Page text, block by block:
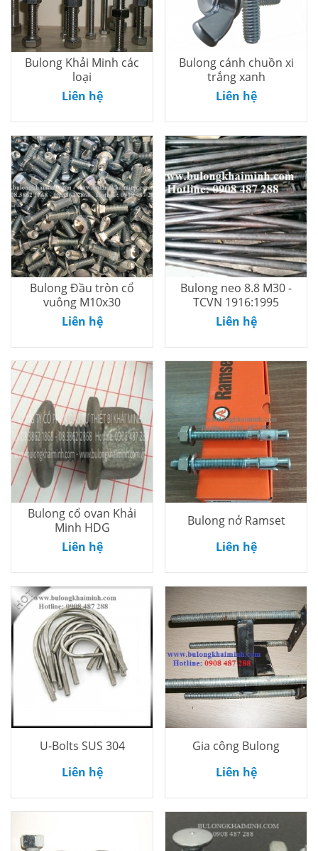
Thêm vào
Bulong Khải Minh các
loại
Liên hệ
Thêm vào
Bulong cánh chuồn xi
trắng xanh
Liên hệ
Thêm vào
Bulong Đầu tròn cổ
vuông M10x30
Liên hệ
Thêm vào
Bulong neo 8.8 M30 -
TCVN 1916:1995
Liên hệ
Thêm vào
Bulong cổ ovan Khải
Minh HDG
Liên hệ
Bulong nở Ramset
Liên hệ
U-Bolts SUS 304
Liên hệ
Gia công Bulong
Liên hệ